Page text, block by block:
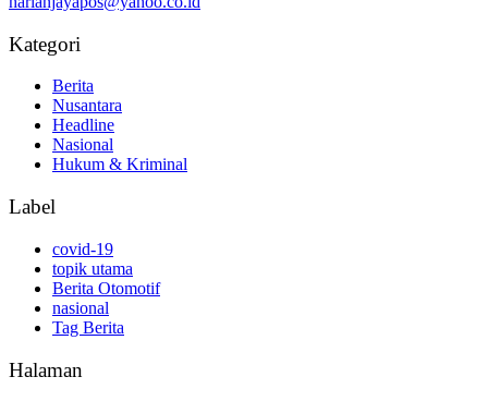
Kategori
Berita
Nusantara
Headline
Nasional
Hukum & Kriminal
Label
covid-19
topik utama
Berita Otomotif
nasional
Tag Berita
Halaman